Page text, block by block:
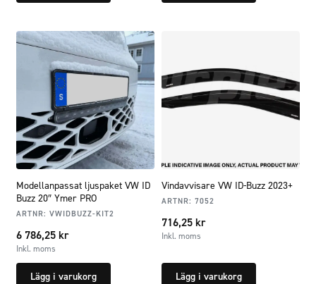
Modellanpassat ljuspaket VW ID
Buzz 20″ Ymer PRO
ARTNR: VWIDBUZZ-KIT2
6 786,25 kr
Inkl. moms
Lägg i varukorg
Vindavvisare VW ID-Buzz 2023+
ARTNR: 7052
716,25 kr
Inkl. moms
Lägg i varukorg